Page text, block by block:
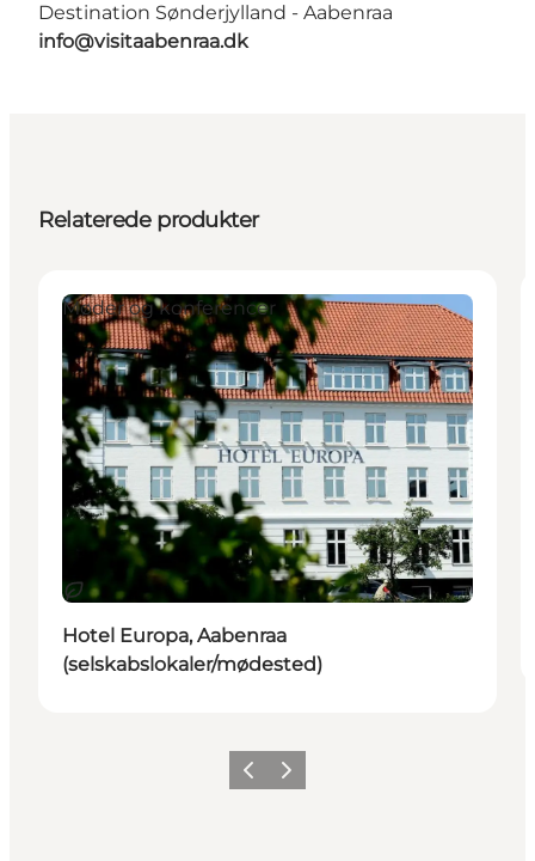
Destination Sønderjylland - Aabenraa
info@visitaabenraa.dk
Relaterede produkter
Bæredygtige oplevelser
Møder og konferencer
Hotel Europa, Aabenraa
(selskabslokaler/mødested)
ForrigeNæste